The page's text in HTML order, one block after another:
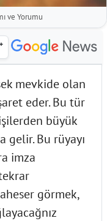
ve Yorumu
+
mevkide olan
eder. Bu tür
büyük
gelir.Bu rüyayı
imza
görmek,